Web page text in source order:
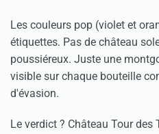
Les couleurs pop (violet et
étiquettes. Pas de château
poussiéreux. Juste une
visible sur chaque bouteille
d'évasion.
Le verdict ? Château Tour